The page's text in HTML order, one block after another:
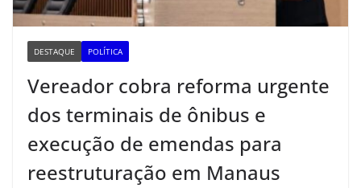
DESTAQUE POLÍTICA
Vereador cobra reforma urgente
dos terminais de ônibus e
execução de emendas para
reestruturação em Manaus